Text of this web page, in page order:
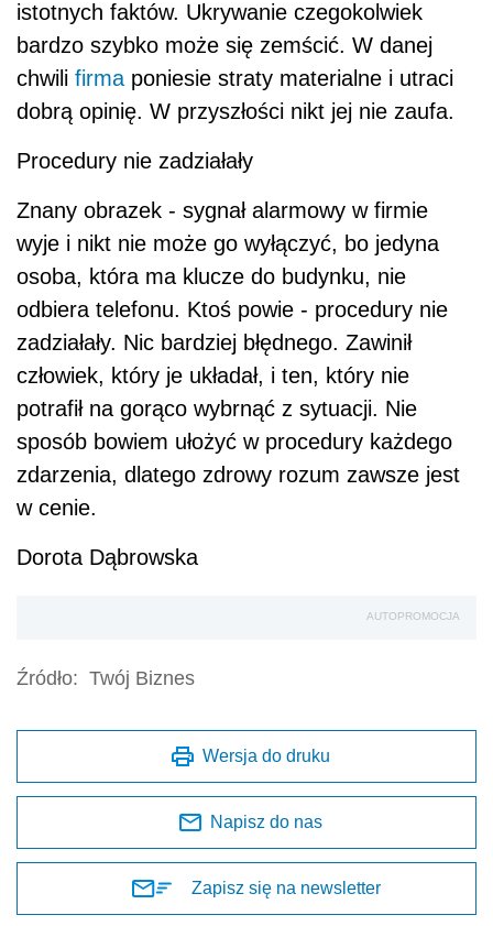
istotnych faktów. Ukrywanie czegokolwiek
bardzo szybko może się zemścić. W danej
chwili firma poniesie straty materialne i utraci
dobrą opinię. W przyszłości nikt jej nie zaufa.
Procedury nie zadziałały
Znany obrazek - sygnał alarmowy w firmie
wyje i nikt nie może go wyłączyć, bo jedyna
osoba, która ma klucze do budynku, nie
odbiera telefonu. Ktoś powie - procedury nie
zadziałały. Nic bardziej błędnego. Zawinił
człowiek, który je układał, i ten, który nie
potrafił na gorąco wybrnąć z sytuacji. Nie
sposób bowiem ułożyć w procedury każdego
zdarzenia, dlatego zdrowy rozum zawsze jest
w cenie.
Dorota Dąbrowska
AUTOPROMOCJA
Źródło: Twój Biznes
Wersja do druku
Napisz do nas
Zapisz się na newsletter